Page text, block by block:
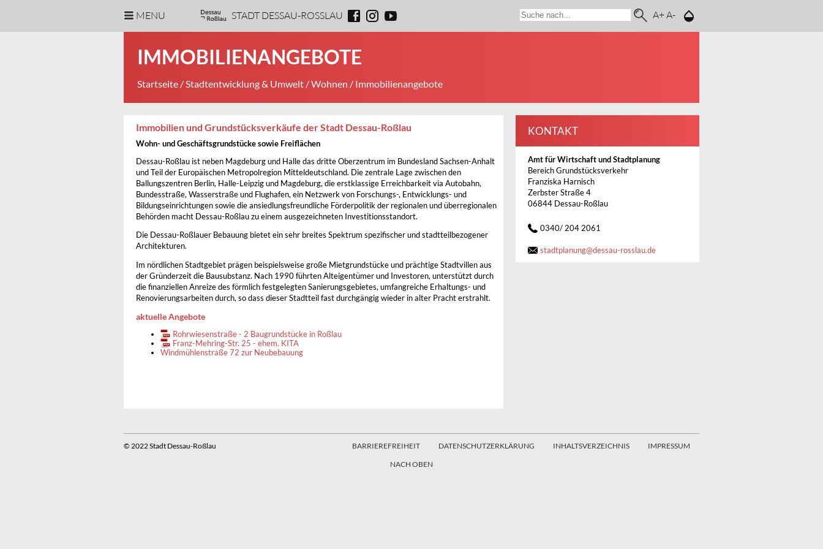
MENU STADT DESSAU-ROSSLAU A+A-
IMMOBILIENANGEBOTE
Startseite /Stadtentwicklung & Umwelt /Wohnen / Immobilienangebote
Immobilien und Grundstücksverkäufe der Stadt Dessau-Roßlau
Wohn- und Geschäftsgrundstücke sowie Freiflächen
Dessau-Roßlau ist neben Magdeburg und Halle das dritte Oberzentrum im Bundesland Sachsen-Anhalt
und Teil der Europäischen Metropolregion Mitteldeutschland. Die zentrale Lage zwischen den
Ballungszentren Berlin, Halle-Leipzig und Magdeburg, die erstklassige Erreichbarkeit via Autobahn,
Bundesstraße, Wasserstraße und Flughafen, ein Netzwerk von Forschungs-, Entwicklungs- und
Bildungseinrichtungen sowie die ansiedlungsfreundliche Förderpolitik der regionalen und überregionalen
Behörden macht Dessau-Roßlau zu einem ausgezeichneten Investitionsstandort.
Die Dessau-Roßlauer Bebauung bietet ein sehr breites Spektrum spezifischer und stadtteilbezogener
Architekturen.
Im nördlichen Stadtgebiet prägen beispielsweise große Mietgrundstücke und prächtige Stadtvillen aus
der Gründerzeit die Bausubstanz. Nach 1990 führten Alteigentümer und Investoren, unterstützt durch
die finanziellen Anreize des förmlich festgelegten Sanierungsgebietes, umfangreiche Erhaltungs- und
Renovierungsarbeiten durch, so dass dieser Stadtteil fast durchgängig wieder in alter Pracht erstrahlt.
aktuelle Angebote
Rohrwiesenstraße - 2 Baugrundstücke in Roßlau
Franz-Mehring-Str. 25 - ehem. KITA
Windmühlenstraße 72 zur Neubebauung
KONTAKT
Amt für Wirtschaft und Stadtplanung
Bereich Grundstücksverkehr
Franziska Harnisch
Zerbster Straße 4
06844 Dessau-Roßlau
0340/ 204 2061
stadtplanung@dessau-rosslau.de
© 2022 Stadt Dessau-Roßlau BARRIEREFREIHEIT DATENSCHUTZERKLÄRUNG INHALTSVERZEICHNIS
IMPRESSUM
NACH OBEN